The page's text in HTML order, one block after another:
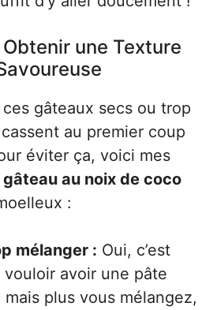
une Texture
gâteaux secs ou trop
au premier coup
éviter ça, voici mes
gâteau au noix de coco
:
mélanger : Oui, c’est
avoir une pâte
plus vous mélangez,